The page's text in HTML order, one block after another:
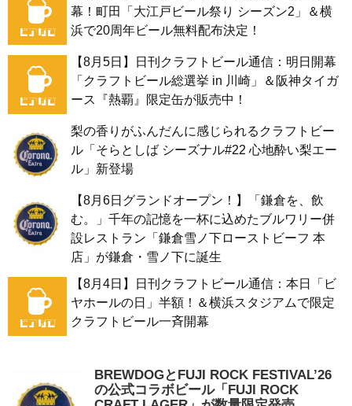
幕！町田「大江戸ビール祭り シーズン2」＆横
浜で20周年ビール無料配布決定！
【8月5日】日刊クラフトビール通信：明日開幕
「クラフトビール総選挙 in 川崎」＆阪神タイガ
ース『熱覇』限定缶が販売中！
梨の香りがふんだんに感じられるクラフトビー
ル「そらとしば シーズナル#22 心地酔い梨エー
ル」新登場
【8月6日グランドオープン！】「鎌倉を、飲
む。」千年の記憶を一杯に込めたブルワリー併
設レストラン「鎌倉雪ノ下ローストビーフ 本
店」が鎌倉・雪ノ下に誕生
【8月4日】日刊クラフトビール通信：本日「ビ
ヤホールの日」半額！＆横浜スタジアムで限定
クラフトビール一斉開幕
BREWDOGとFUJI ROCK FESTIVAL’26
の公式コラボビール「FUJI ROCK